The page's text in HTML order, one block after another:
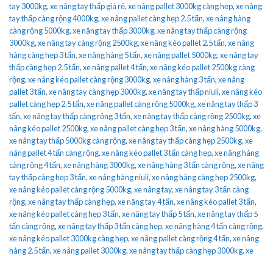
tay 3000kg,xe nâng tay thấp giá rẻ,xe nâng pallet 3000kg càng hẹp,xe nâng
tay thấp càng rộng 4000kg,xe nâng pallet càng hẹp 2.5 tấn,xe nâng hàng
càng rộng 5000kg,xe nâng tay thấp 3000kg,xe nâng tay thấp càng rộng
3000kg,xe nâng tay càng rộng 2500kg,xe nâng kéo pallet 2.5 tấn,xe nâng
hàng càng hẹp 3 tấn,xe nâng hàng 5 tấn,xe nâng pallet 5000kg,xe nâng tay
thấp càng hẹp 2.5 tấn,xe nâng pallet 4 tấn,xe nâng kéo pallet 2500kg càng
rộng,xe nâng kéo pallet càng rộng 3000kg,xe nâng hàng 3 tấn,xe nâng
pallet 3 tấn,xe nâng tay càng hẹp 3000kg,xe nâng tay thấp niuli,xe nâng kéo
pallet càng hẹp 2.5 tấn,xe nâng pallet càng rộng 5000kg,xe nâng tay thấp 3
tấn,xe nâng tay thấp càng rộng 3 tấn,xe nâng tay thấp càng rộng 2500kg,xe
nâng kéo pallet 2500kg,xe nâng pallet càng hẹp 3 tấn,xe nâng hàng 5000kg,
xe nâng tay thấp 5000kg càng rộng,xe nâng tay thấp càng hẹp 2500kg,xe
nâng pallet 4 tấn càng rộng,xe nâng kéo pallet 3 tấn càng hẹp,xe nâng hàng
càng rộng 4 tấn,xe nâng hàng 3000kg,xe nâng hàng 3 tấn càng rộng,xe nâng
tay thấp càng hẹp 3 tấn,xe nâng hàng niuli,xe nâng hàng càng hẹp 2500kg,
xe nâng kéo pallet càng rộng 5000kg,xe nâng tay,xe nâng tay 3 tấn càng
rộng,xe nâng tay thấp càng hẹp,xe nâng tay 4 tấn,xe nâng kéo pallet 3 tấn,
xe nâng kéo pallet càng hẹp 3 tấn,xe nâng tay thấp 5 tấn,xe nâng tay thấp 5
tấn càng rộng,xe nâng tay thấp 3 tấn càng hẹp,xe nâng hàng 4 tấn càng rộng,
xe nâng kéo pallet 3000kg càng hẹp,xe nâng pallet càng rộng 4 tấn,xe nâng
hàng 2.5 tấn,xe nâng pallet 3000kg,xe nâng tay thấp càng hẹp 3000kg,xe